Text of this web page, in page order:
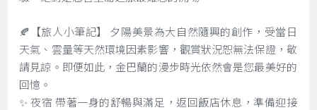
🍂【旅人小筆記】 夕陽美景為大自然隨興的創作，受當日
天氣、雲量等天然環境因素影響，觀賞狀況恕無法保證，敬
請見諒。即便如此，金巴蘭的漫步時光依然會是您最美好的
回憶。
✨ 夜宿 帶著一身的舒暢與滿足，返回飯店休息，準備迎接